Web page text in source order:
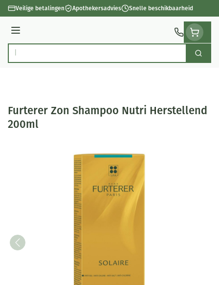
Ga naar de inhoud
Veilige betalingen Apothekersadvies Snelle beschikbaarheid
Menu
Product, merk, categorie... Zoek
Furterer Zon Shampoo Nutri Herstellend
200ml